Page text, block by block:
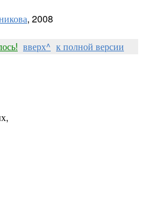
, 2008
вверх^ к полной версии